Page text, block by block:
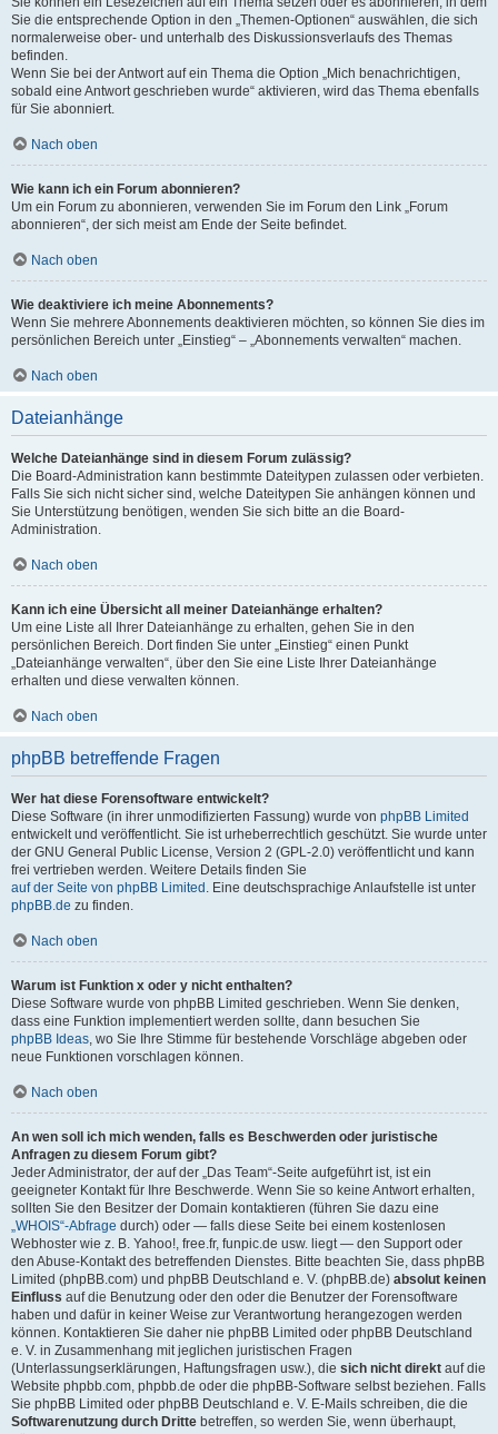
Sie die entsprechende Option in den „Themen-Optionen“ auswählen, die sich
normalerweise ober- und unterhalb des Diskussionsverlaufs des Themas
befinden.
Wenn Sie bei der Antwort auf ein Thema die Option „Mich benachrichtigen,
sobald eine Antwort geschrieben wurde“ aktivieren, wird das Thema ebenfalls
für Sie abonniert.
Nach oben
Wie kann ich ein Forum abonnieren?
Um ein Forum zu abonnieren, verwenden Sie im Forum den Link „Forum
abonnieren“, der sich meist am Ende der Seite befindet.
Nach oben
Wie deaktiviere ich meine Abonnements?
Wenn Sie mehrere Abonnements deaktivieren möchten, so können Sie dies im
persönlichen Bereich unter „Einstieg“ – „Abonnements verwalten“ machen.
Nach oben
Dateianhänge
Welche Dateianhänge sind in diesem Forum zulässig?
Die Board-Administration kann bestimmte Dateitypen zulassen oder verbieten.
Falls Sie sich nicht sicher sind, welche Dateitypen Sie anhängen können und
Sie Unterstützung benötigen, wenden Sie sich bitte an die Board-
Administration.
Nach oben
Kann ich eine Übersicht all meiner Dateianhänge erhalten?
Um eine Liste all Ihrer Dateianhänge zu erhalten, gehen Sie in den
persönlichen Bereich. Dort finden Sie unter „Einstieg“ einen Punkt
„Dateianhänge verwalten“, über den Sie eine Liste Ihrer Dateianhänge
erhalten und diese verwalten können.
Nach oben
phpBB betreffende Fragen
Wer hat diese Forensoftware entwickelt?
Diese Software (in ihrer unmodifizierten Fassung) wurde von phpBB Limited
entwickelt und veröffentlicht. Sie ist urheberrechtlich geschützt. Sie wurde unter
der GNU General Public License, Version 2 (GPL-2.0) veröffentlicht und kann
frei vertrieben werden. Weitere Details finden Sie
auf der Seite von phpBB Limited . Eine deutschsprachige Anlaufstelle ist unter
phpBB.de zu finden.
Nach oben
Warum ist Funktion x oder y nicht enthalten?
Diese Software wurde von phpBB Limited geschrieben. Wenn Sie denken,
dass eine Funktion implementiert werden sollte, dann besuchen Sie
phpBB Ideas, wo Sie Ihre Stimme für bestehende Vorschläge abgeben oder
neue Funktionen vorschlagen können.
Nach oben
An wen soll ich mich wenden, falls es Beschwerden oder juristische
Anfragen zu diesem Forum gibt?
Jeder Administrator, der auf der „Das Team“-Seite aufgeführt ist, ist ein
geeigneter Kontakt für Ihre Beschwerde. Wenn Sie so keine Antwort erhalten,
sollten Sie den Besitzer der Domain kontaktieren (führen Sie dazu eine
„WHOIS“-Abfrage durch) oder — falls diese Seite bei einem kostenlosen
Webhoster wie z. B. Yahoo!, free.fr, funpic.de usw. liegt — den Support oder
den Abuse-Kontakt des betreffenden Dienstes. Bitte beachten Sie, dass phpBB
Limited (phpBB.com) und phpBB Deutschland e. V. (phpBB.de) absolut keinen
Einfluss auf die Benutzung oder den oder die Benutzer der Forensoftware
haben und dafür in keiner Weise zur Verantwortung herangezogen werden
können. Kontaktieren Sie daher nie phpBB Limited oder phpBB Deutschland
e. V. in Zusammenhang mit jeglichen juristischen Fragen
(Unterlassungserklärungen, Haftungsfragen usw.), die sich nicht direkt auf die
Website phpbb.com, phpbb.de oder die phpBB-Software selbst beziehen. Falls
Sie phpBB Limited oder phpBB Deutschland e. V. E-Mails schreiben, die die
Softwarenutzung durch Dritte betreffen, so werden Sie, wenn überhaupt,